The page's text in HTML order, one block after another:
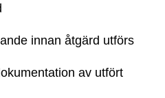
innan åtgärd utförs
av utfört